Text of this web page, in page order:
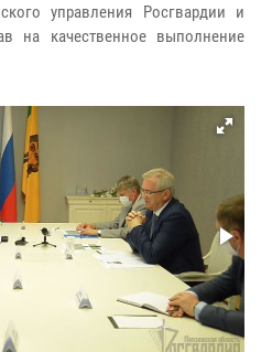
управления Росгвардии и
на качественное выполнение